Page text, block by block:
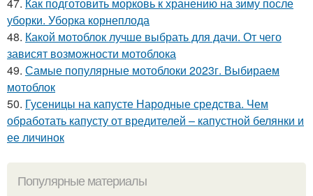
47. Как подготовить морковь к хранению на зиму после
уборки. Уборка корнеплода
48. Какой мотоблок лучше выбрать для дачи. От чего
зависят возможности мотоблока
49. Самые популярные мотоблоки 2023г. Выбираем
мотоблок
50. Гусеницы на капусте Народные средства. Чем
обработать капусту от вредителей – капустной белянки и
ее личинок
Популярные материалы